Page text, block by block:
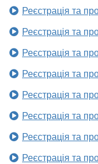
Реєстрація та
Реєстрація та
Реєстрація та
Реєстрація та
Реєстрація та
Реєстрація та
Реєстрація та
Реєстрація та